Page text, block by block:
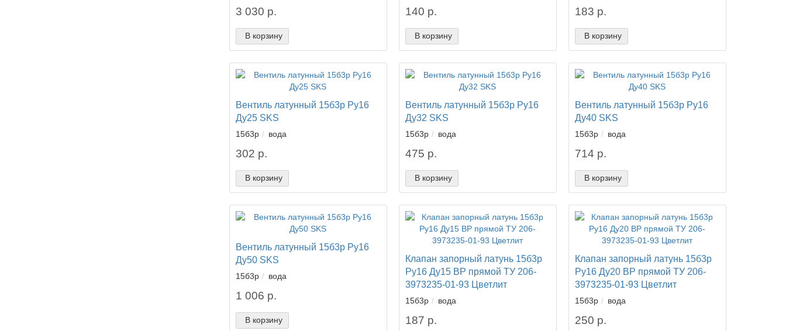
3 030 р.
В корзину
140 р.
В корзину
183 р.
В корзину
Вентиль латунный 15б3р Ру16
Ду25 SKS
15б3р вода
302 р.
В корзину
Вентиль латунный 15б3р Ру16
Ду32 SKS
15б3р вода
475 р.
В корзину
Вентиль латунный 15б3р Ру16
Ду40 SKS
15б3р вода
714 р.
В корзину
Вентиль латунный 15б3р Ру16
Ду50 SKS
15б3р вода
1 006 р.
В корзину
Клапан запорный латунь 15б3р
Ру16 Ду15 ВР прямой ТУ 206-
3973235-01-93 Цветлит
15б3р вода
187 р.
Клапан запорный латунь 15б3р
Ру16 Ду20 ВР прямой ТУ 206-
3973235-01-93 Цветлит
15б3р вода
250 р.